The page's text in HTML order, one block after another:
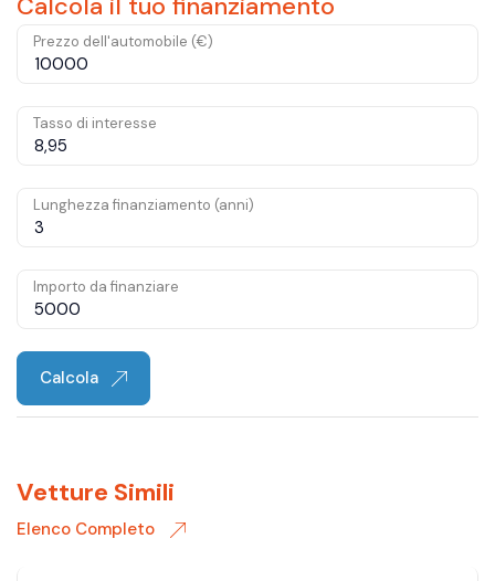
Prezzo dell'automobile (€)
Tasso di interesse
Lunghezza finanziamento (anni)
Importo da finanziare
Calcola
Vetture Simili
Elenco Completo